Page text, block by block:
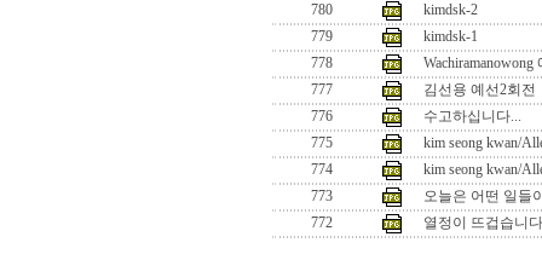
780
kimdsk-2
779
kimdsk-1
778
Wachiramanowong
777
김선용 예선2회전
776
수고하십니다...
775
kim seong kwan/
774
kim seong kwan/
773
오늘은 어떤 일들
772
열정이 뜨겁습니